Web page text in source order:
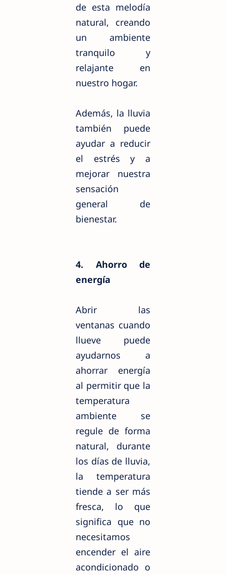
de esta melodía
natural, creando
un ambiente
tranquilo y
relajante en
nuestro hogar.
Además, la lluvia
también puede
ayudar a reducir
el estrés y a
mejorar nuestra
sensación
general de
bienestar.
4. Ahorro de
energía
Abrir las
ventanas cuando
llueve puede
ayudarnos a
ahorrar energía
al permitir que la
temperatura
ambiente se
regule de forma
natural, durante
los días de lluvia,
la temperatura
tiende a ser más
fresca, lo que
significa que no
necesitamos
encender el aire
acondicionado o